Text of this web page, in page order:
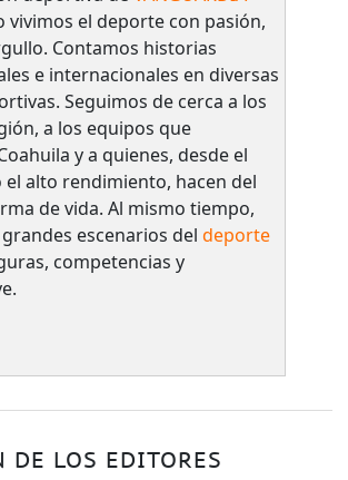
vivimos el deporte con pasión,
Contamos historias
e internacionales en diversas
Seguimos de cerca a los
a los equipos que
y a quienes, desde el
alto rendimiento, hacen del
de vida. Al mismo tiempo,
escenarios del deporte
competencias y
DE LOS EDITORES